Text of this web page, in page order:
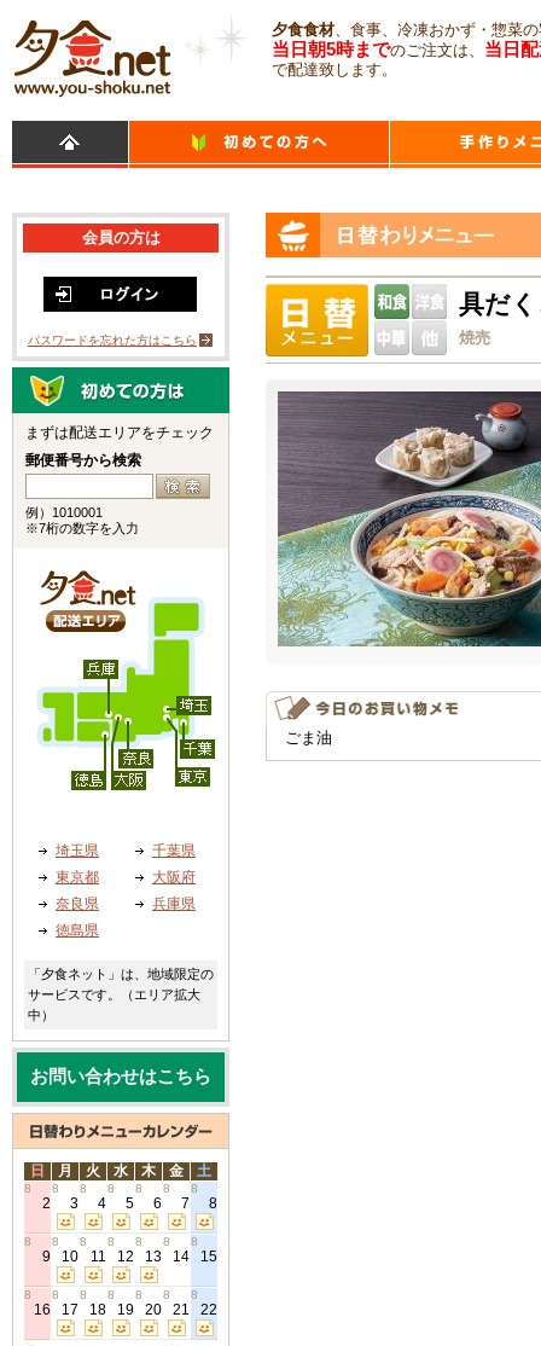
夕食食材、食事、冷凍おかず・惣菜
当日朝5時までのご注文は、 当日
で配達致します。
具だ
焼売
ごま油
会員の方は
パスワードを忘れた方はこちら
まずは配送エリアをチェック
郵便番号から検索
例）1010001
※7桁の数字を入力
埼玉県
千葉県
東京都
大阪府
奈良県
兵庫県
徳島県
「夕食ネット」は、地域限定の
サービスです。（エリア拡大
中）
お問い合わせはこちら
日 月 火 水 木 金 土
8
2
8
3
8
4
8
5
8
6
8
7
8
8
8
9
8
10
8
11
8
12
8
13
8
14
8
15
8
16
8
17
8
18
8
19
8
20
8
21
8
22